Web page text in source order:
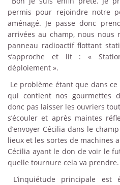
permis pour rejoindre notre
aménagé. Je passe donc
arrivées au champ, nous nous
panneau radioactif flottant
s’approche et lit : «
déploiement ».
Le problème étant que dans
qui contient nos gourmettes
donc pas laisser les ouvriers
s’écouler et après maintes
d’envoyer Cécilia dans le
lieux et les sortes de machines
Cécilia ayant le don de voir le
quelle tournure cela va prendre.
L’inquiétude principale est